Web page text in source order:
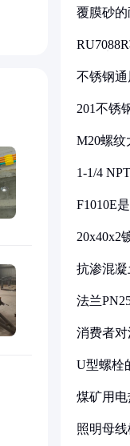
覆膜砂
不锈钢
201不锈
M20螺纹
1-1/4
F1010E
20x40x2
抗渗混凝
法兰
消费者
U型螺栓
煤矿用
照明母